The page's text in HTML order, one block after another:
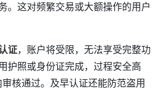
。这对频繁交易或大额操作的用户
证，账户将受限，无法享受完整功
护照或身份证完成，过程安全高
核通过。及早认证还能防范盗用